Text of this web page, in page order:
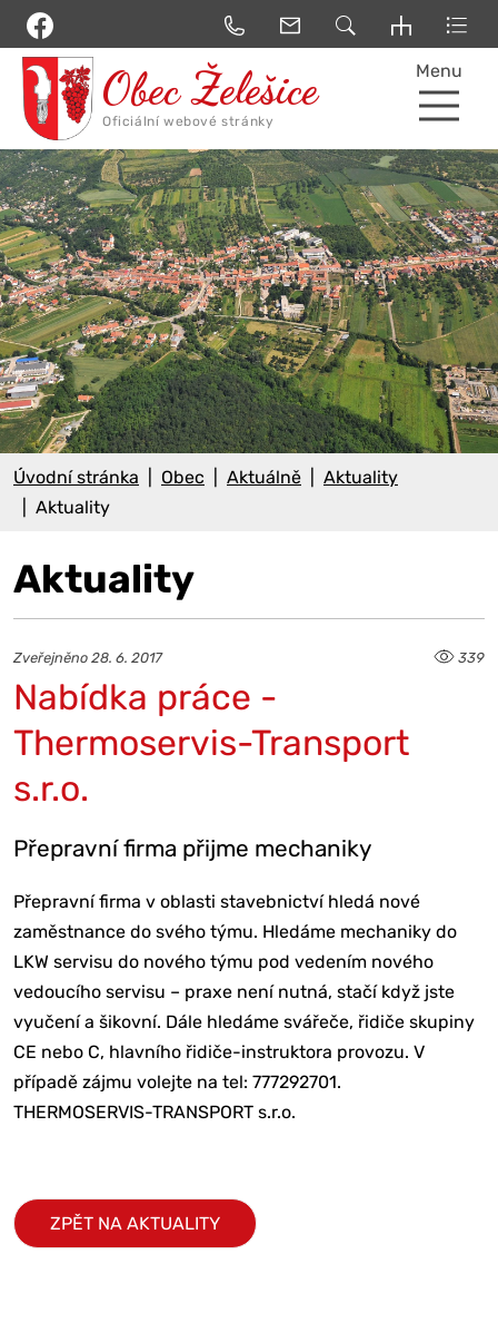
Menu
Úvodní stránka Obec Aktuálně
Aktuality
Aktuality
Aktuality
Zveřejněno 28. 6. 2017 339
Nabídka práce -
Thermoservis-Transport
s.r.o.
Přepravní firma přijme mechaniky
Přepravní firma v oblasti stavebnictví hledá nové
zaměstnance do svého týmu. Hledáme mechaniky do
LKW servisu do nového týmu pod vedením nového
vedoucího servisu – praxe není nutná, stačí když jste
vyučení a šikovní. Dále hledáme svářeče, řidiče skupiny
CE nebo C, hlavního řidiče-instruktora provozu. V
případě zájmu volejte na tel: 777292701.
THERMOSERVIS-TRANSPORT s.r.o.
ZPĚT NA AKTUALITY